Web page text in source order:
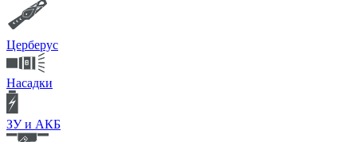
Церберус
Насадки
ЗУ и АКБ